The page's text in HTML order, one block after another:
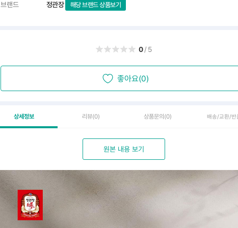
브랜드
정관장 해당 브랜드 상품보기
0/5
좋아요(0)
상세정보 리뷰(0) 상품문의 (0) 배송/교환/반
원본 내용 보기